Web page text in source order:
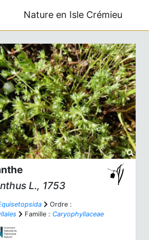
Nature en Isle Crémieu
L., 1753
Ordre :
Famille : Caryophyllaceae